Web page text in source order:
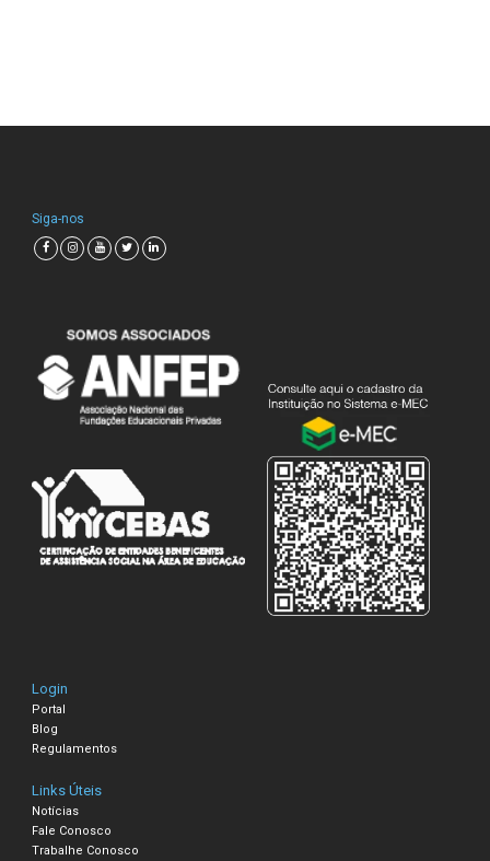
Siga-nos
Login
Portal
Blog
Regulamentos
Links Úteis
Notícias
Fale Conosco
Trabalhe Conosco